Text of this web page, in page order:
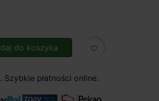
do koszyka favorite_border
płatności online.